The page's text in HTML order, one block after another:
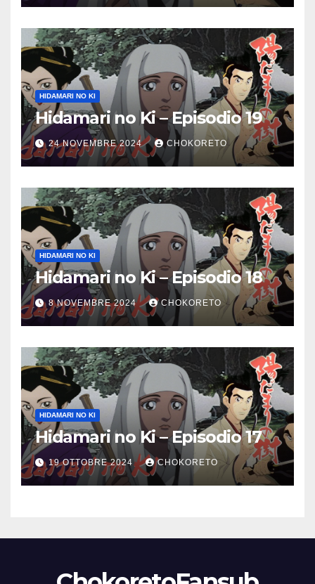
HIDAMARI NO KI
Hidamari no Ki – Episodio 19
24 NOVEMBRE 2024 CHOKORETO
HIDAMARI NO KI
Hidamari no Ki – Episodio 18
8 NOVEMBRE 2024 CHOKORETO
HIDAMARI NO KI
Hidamari no Ki – Episodio 17
19 OTTOBRE 2024 CHOKORETO